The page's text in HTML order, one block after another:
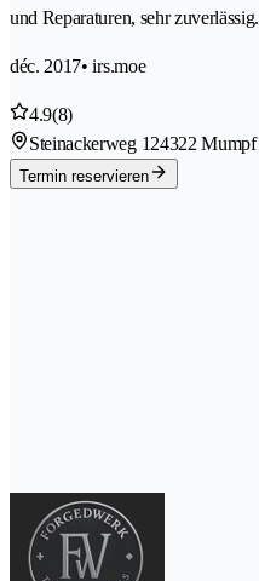
und Reparaturen, sehr zuverlässig.
déc. 2017• irs.moe
4.9(8)
Steinackerweg 124322 Mumpf
Termin reservieren